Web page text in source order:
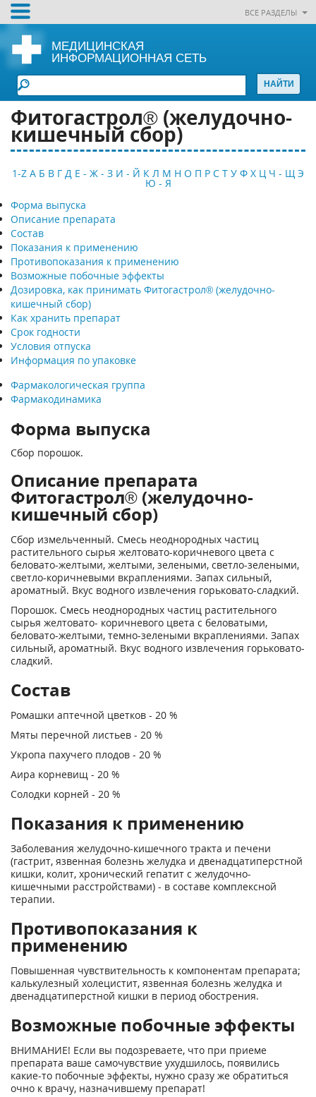
ВСЕ РАЗДЕЛЫ
МЕДИЦИНСКАЯ
ИНФОРМАЦИОННАЯ СЕТЬ
Фитогастрол® (желудочно-
кишечный сбор)
1-Z А Б В Г Д Е - Ж - З И - Й К Л М Н О П Р С Т У Ф Х Ц Ч - Щ Э
Ю - Я
Форма выпуска
Описание препарата
Состав
Показания к применению
Противопоказания к применению
Возможные побочные эффекты
Дозировка, как принимать Фитогастрол® (желудочно-
кишечный сбор)
Как хранить препарат
Срок годности
Условия отпуска
Информация по упаковке
Фармакологическая группа
Фармакодинамика
Форма выпуска
Сбор порошок.
Описание препарата
Фитогастрол® (желудочно-
кишечный сбор)
Сбор измельченный. Смесь неоднородных частиц
растительного сырья желтовато-коричневого цвета с
беловато-желтыми, желтыми, зелеными, светло-зелеными,
светло-коричневыми вкраплениями. Запах сильный,
ароматный. Вкус водного извлечения горьковато-сладкий.
Порошок. Смесь неоднородных частиц растительного
сырья желтовато- коричневого цвета с беловатыми,
беловато-желтыми, темно-зелеными вкраплениями. Запах
сильный, ароматный. Вкус водного извлечения горьковато-
сладкий.
Состав
Ромашки аптечной цветков - 20 %
Мяты перечной листьев - 20 %
Укропа пахучего плодов - 20 %
Аира корневищ - 20 %
Солодки корней - 20 %
Показания к применению
Заболевания желудочно-кишечного тракта и печени
(гастрит, язвенная болезнь желудка и двенадцатиперстной
кишки, колит, хронический гепатит с желудочно-
кишечными расстройствами) - в составе комплексной
терапии.
Противопоказания к
применению
Повышенная чувствительность к компонентам препарата;
калькулезный холецистит, язвенная болезнь желудка и
двенадцатиперстной кишки в период обострения.
Возможные побочные эффекты
ВНИМАНИЕ! Если вы подозреваете, что при приеме
препарата ваше самочувствие ухудшилось, появились
какие-то побочные эффекты, нужно сразу же обратиться
очно к врачу, назначившему препарат!